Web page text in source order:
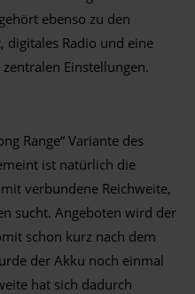
ebenso zu den
digitales Radio und eine
Einstellungen.
Range“ Variante des
ist natürlich die
verbundene Reichweite,
sucht. Angeboten wird der
schon kurz nach dem
der Akku noch einmal
hat sich dadurch